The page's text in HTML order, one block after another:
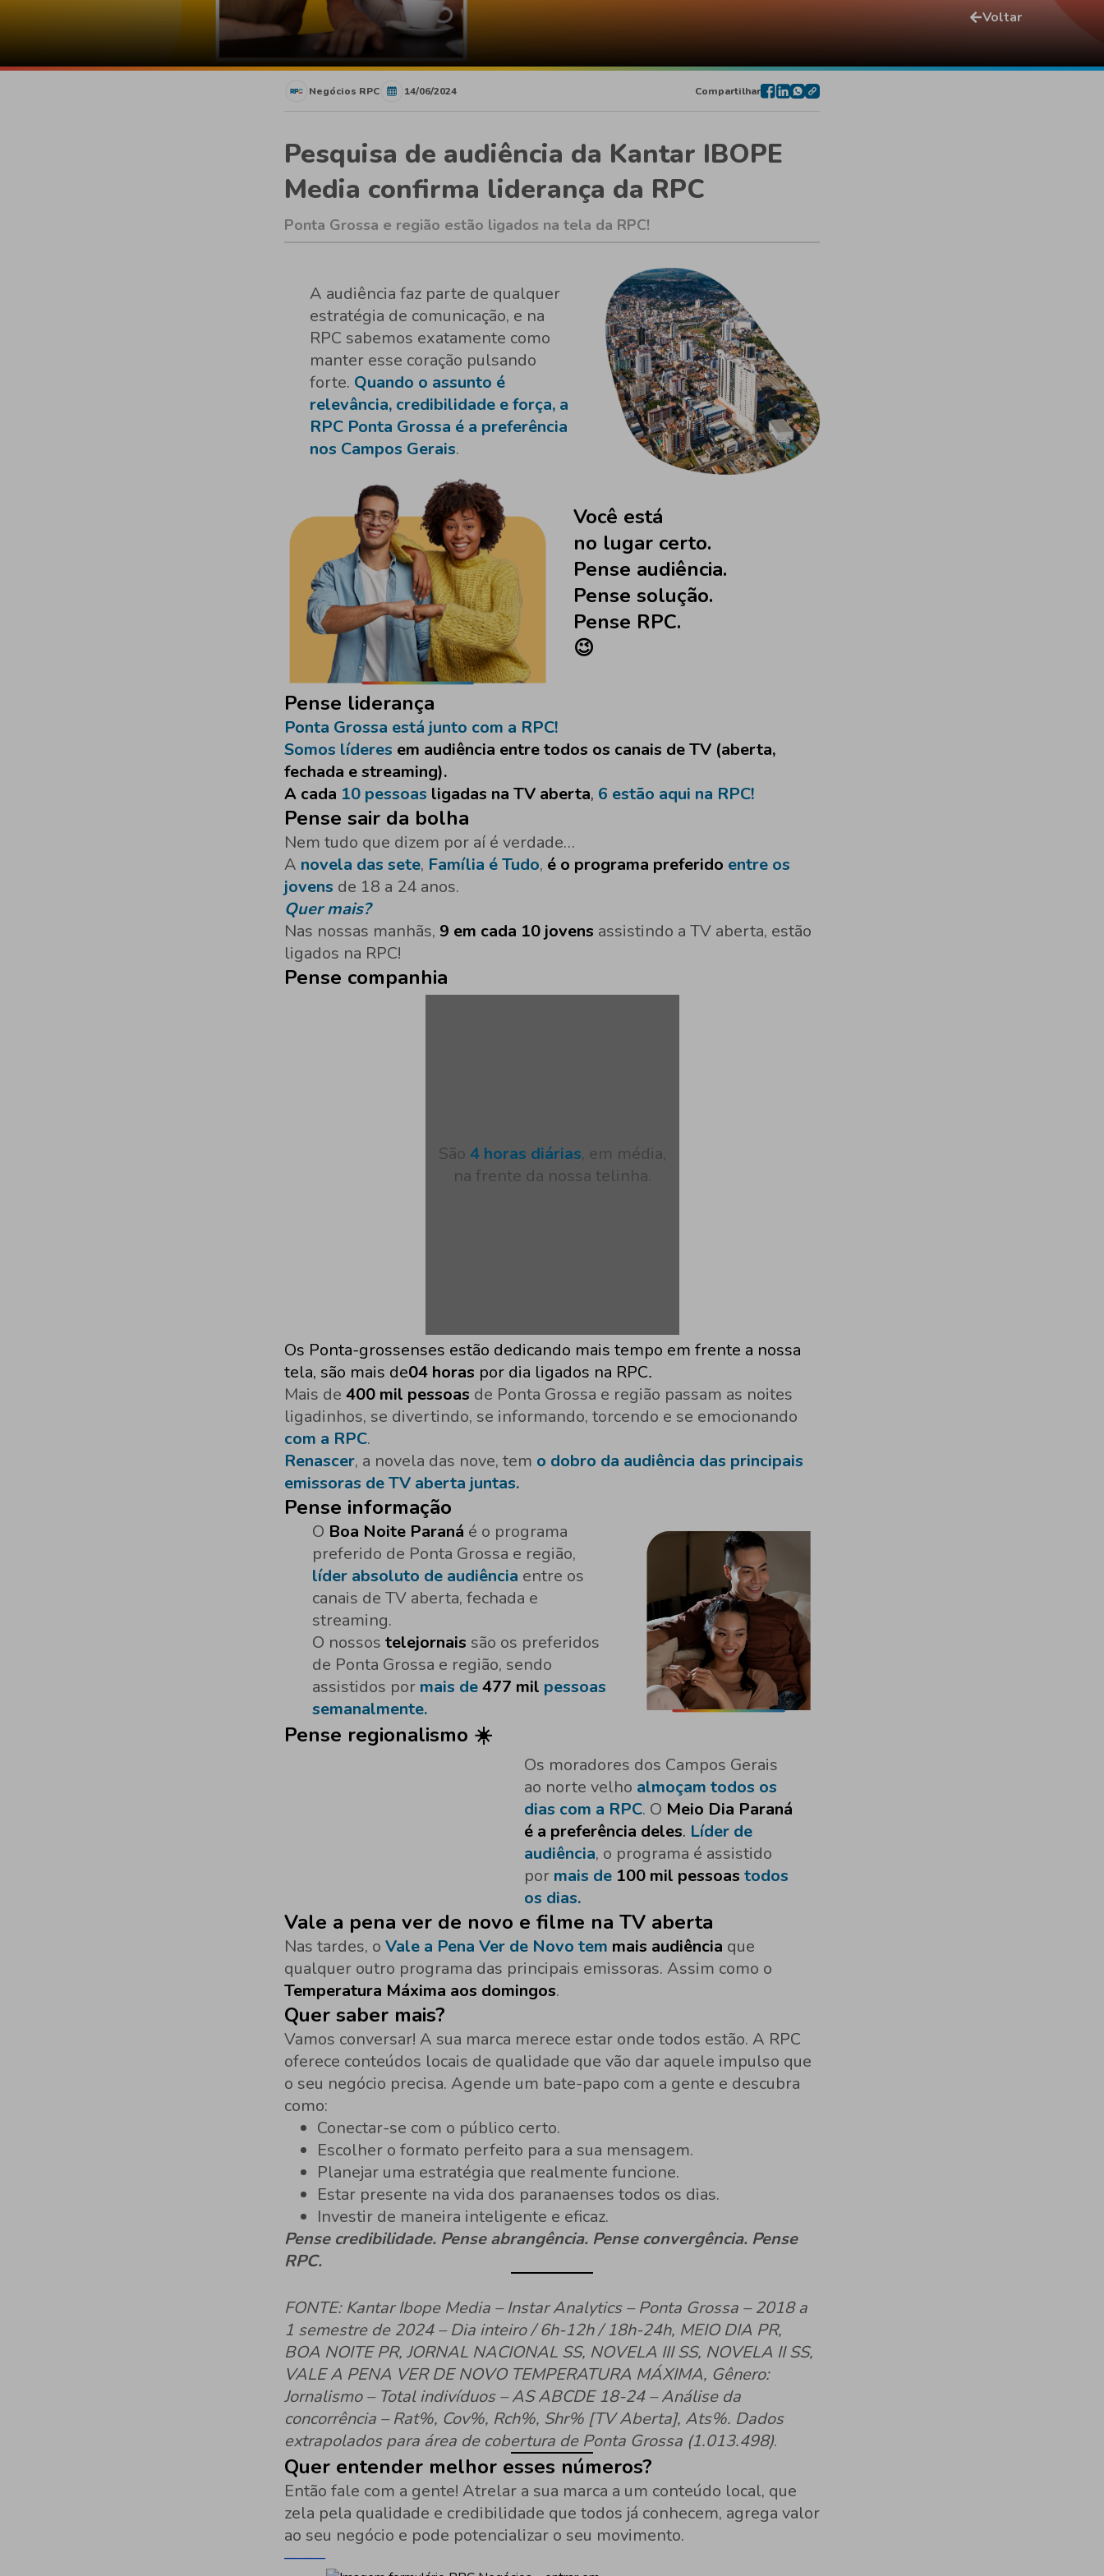
Voltar
Negócios RPC 14/06/2024 Compartilhar
Pesquisa de audiência da Kantar IBOPE
Media confirma liderança da RPC
Ponta Grossa e região estão ligados na tela da RPC!
A audiência faz parte de qualquer
estratégia de comunicação, e na
RPC sabemos exatamente como
manter esse coração pulsando
forte. Quando o assunto é
relevância, credibilidade e força, a
RPC Ponta Grossa é a preferência
nos Campos Gerais.
Você está
no lugar certo.
Pense audiência.
Pense solução.
Pense RPC.
😉
Pense liderança
Ponta Grossa está junto com a RPC!
Somos líderes em audiência entre todos os canais de TV (aberta,
fechada e streaming).
A cada 10 pessoas ligadas na TV aberta, 6 estão aqui na RPC!
Pense sair da bolha
Nem tudo que dizem por aí é verdade…
A novela das sete, Família é Tudo, é o programa preferido entre os
jovens de 18 a 24 anos.
Quer mais?
Nas nossas manhãs, 9 em cada 10 jovens assistindo a TV aberta, estão
ligados na RPC!
Pense companhia
São 4 horas diárias, em média,
na frente da nossa telinha.
Os Ponta-grossenses estão dedicando mais tempo em frente a nossa
tela, são mais de04 horas por dia ligados na RPC.
Mais de 400 mil pessoas de Ponta Grossa e região passam as noites
ligadinhos, se divertindo, se informando, torcendo e se emocionando
com a RPC.
Renascer, a novela das nove, tem o dobro da audiência das principais
emissoras de TV aberta juntas.
Pense informação
O Boa Noite Paraná é o programa
preferido de Ponta Grossa e região,
líder absoluto de audiência entre os
canais de TV aberta, fechada e
streaming.
O nossos telejornais são os preferidos
de Ponta Grossa e região, sendo
assistidos por mais de477 mil pessoas
semanalmente.
Pense regionalismo ☀️
Os moradores dos Campos Gerais
ao norte velho almoçam todos os
dias com a RPC. O Meio Dia Paraná
é a preferência deles. Líder de
audiência, o programa é assistido
por mais de 100 mil pessoas todos
os dias.
Vale a pena ver de novo e filme na TV aberta
Nas tardes, o Vale a Pena Ver de Novo tem mais audiência que
qualquer outro programa das principais emissoras. Assim como o
Temperatura Máxima aos domingos.
Quer saber mais?
Vamos conversar! A sua marca merece estar onde todos estão. A RPC
oferece conteúdos locais de qualidade que vão dar aquele impulso que
o seu negócio precisa. Agende um bate-papo com a gente e descubra
como:
Conectar-se com o público certo.
Escolher o formato perfeito para a sua mensagem.
Planejar uma estratégia que realmente funcione.
Estar presente na vida dos paranaenses todos os dias.
Investir de maneira inteligente e eficaz.
Pense credibilidade. Pense abrangência. Pense convergência. Pense
RPC.
FONTE: Kantar Ibope Media – Instar Analytics – Ponta Grossa – 2018 a
1 semestre de 2024 – Dia inteiro / 6h-12h / 18h-24h, MEIO DIA PR,
BOA NOITE PR, JORNAL NACIONAL SS, NOVELA III SS, NOVELA II SS,
VALE A PENA VER DE NOVO TEMPERATURA MÁXIMA, Gênero:
Jornalismo – Total indivíduos – AS ABCDE 18-24 – Análise da
concorrência – Rat%, Cov%, Rch%, Shr% [TV Aberta], Ats%. Dados
extrapolados para área de cobertura de Ponta Grossa (1.013.498).
Quer entender melhor esses números?
Então fale com a gente! Atrelar a sua marca a um conteúdo local, que
zela pela qualidade e credibilidade que todos já conhecem, agrega valor
ao seu negócio e pode potencializar o seu movimento.
——–